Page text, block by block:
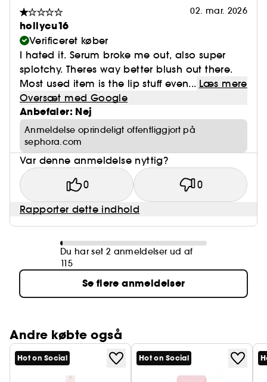
02. mar. 2026
hollycu16
Verificeret køber
I hated it. Serum broke me out, also super
splotchy. Theres way better blush out there.
Most used item is the lip stuff even... Læs mere
Oversæt med Google
Anbefaler: Nej
Anmeldelse oprindeligt offentliggjort på
sephora.com
Var denne anmeldelse nyttig?
0 0
Rapporter dette indhold
Du har set 2 anmeldelser ud af
115
Se flere anmeldelser
Andre købte også
Hot on Social Hot on Social